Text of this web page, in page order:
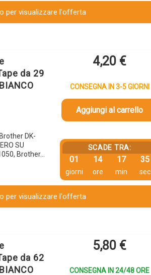
per visualizzare l'offerta
da 29
DK-
SU
Brother…
4,20 €
CONSEGNA IN 3-5 GIORNI
Aggiungi al carrello
SCADE TRA:
01
giorni
14
ore
17
min
34
sec
per visualizzare l'offerta
da 62
5,80 €
CONSEGNA IN 24/48 ORE